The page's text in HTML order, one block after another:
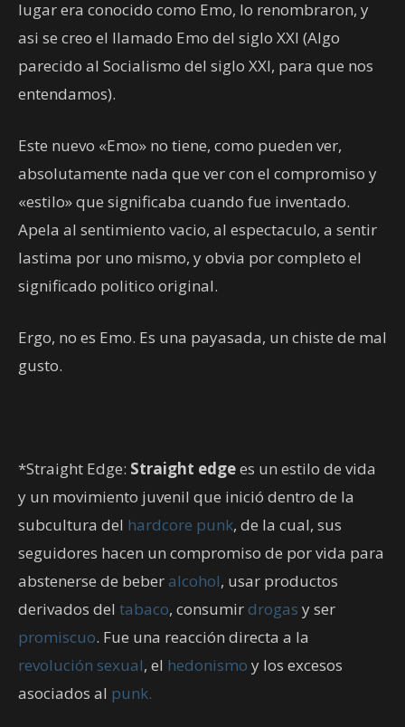
lugar era conocido como Emo, lo renombraron, y
asi se creo el llamado Emo del siglo XXI (Algo
parecido al Socialismo del siglo XXI, para que nos
entendamos).
Este nuevo «Emo» no tiene, como pueden ver,
absolutamente nada que ver con el compromiso y
«estilo» que significaba cuando fue inventado.
Apela al sentimiento vacio, al espectaculo, a sentir
lastima por uno mismo, y obvia por completo el
significado politico original.
Ergo, no es Emo. Es una payasada, un chiste de mal
gusto.
*Straight Edge: Straight edgees un estilo de vida
y un movimiento juvenil que inició dentro de la
subcultura del hardcore punk, de la cual, sus
seguidores hacen un compromiso de por vida para
abstenerse de beberalcohol, usar productos
derivados del tabaco, consumirdrogas y ser
promiscuo. Fue una reacción directa a la
revolución sexual, el hedonismo y los excesos
asociados al punk.